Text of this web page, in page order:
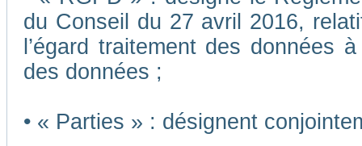
du Conseil du 27 avril 2016,
l’égard traitement des données
des données ;
• « Parties » : désignent